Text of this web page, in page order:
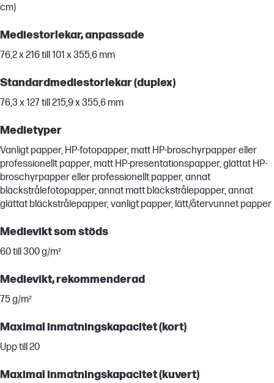
cm)
Mediestorlekar, anpassade
76,2 x 216 till 101 x 355,6 mm
Standardmediestorlekar (duplex)
76,3 x 127 till 215,9 x 355,6 mm
Medietyper
Vanligt papper, HP-fotopapper, matt HP-broschyrpapper eller
professionellt papper, matt HP-presentationspapper, glättat HP-
broschyrpapper eller professionellt papper, annat
bläckstrålefotopapper, annat matt bläckstrålepapper, annat
glättat bläckstrålepapper, vanligt papper, lätt/återvunnet papper
Medievikt som stöds
60 till 300 g/m²
Medievikt, rekommenderad
75 g/m²
Maximal inmatningskapacitet (kort)
Upp till 20
Maximal inmatningskapacitet (kuvert)